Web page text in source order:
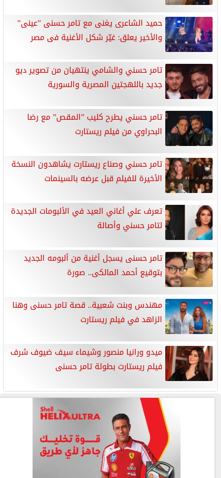
حميد الشاعرى يغنى مع تامر حسنى ”عينى”
والأخير يعلق: غيّر شكل الأغنية فى مصر
تامر حسني والشامي ينتهيان من تصوير ديو
جديد باللهجتين المصرية والسورية
تامر حسني يطرح كليب ”المقص” مع رضا
البحراوي من فيلم ريستارت
تامر حسني وصناع ريستارت يشاهدون النسخة
الأخيرة للفيلم قبل عرضه بالسينمات
تعرف علي أغاني العيد في الألبومات الجديدة
لتامر حسني وأصالة
تامر حسنى يسجل أغنية من ألبومه الجديد
بتوقيع أحمد المالكى.. صورة
مهندس وبنت شعبية.. قصة تامر حسنى وهنا
الزاهد في فيلم ريستارت
ميدو ورانيا منصور وشيماء سيف ضيوف شرف
فيلم ريستارت بطولة تامر حسنى